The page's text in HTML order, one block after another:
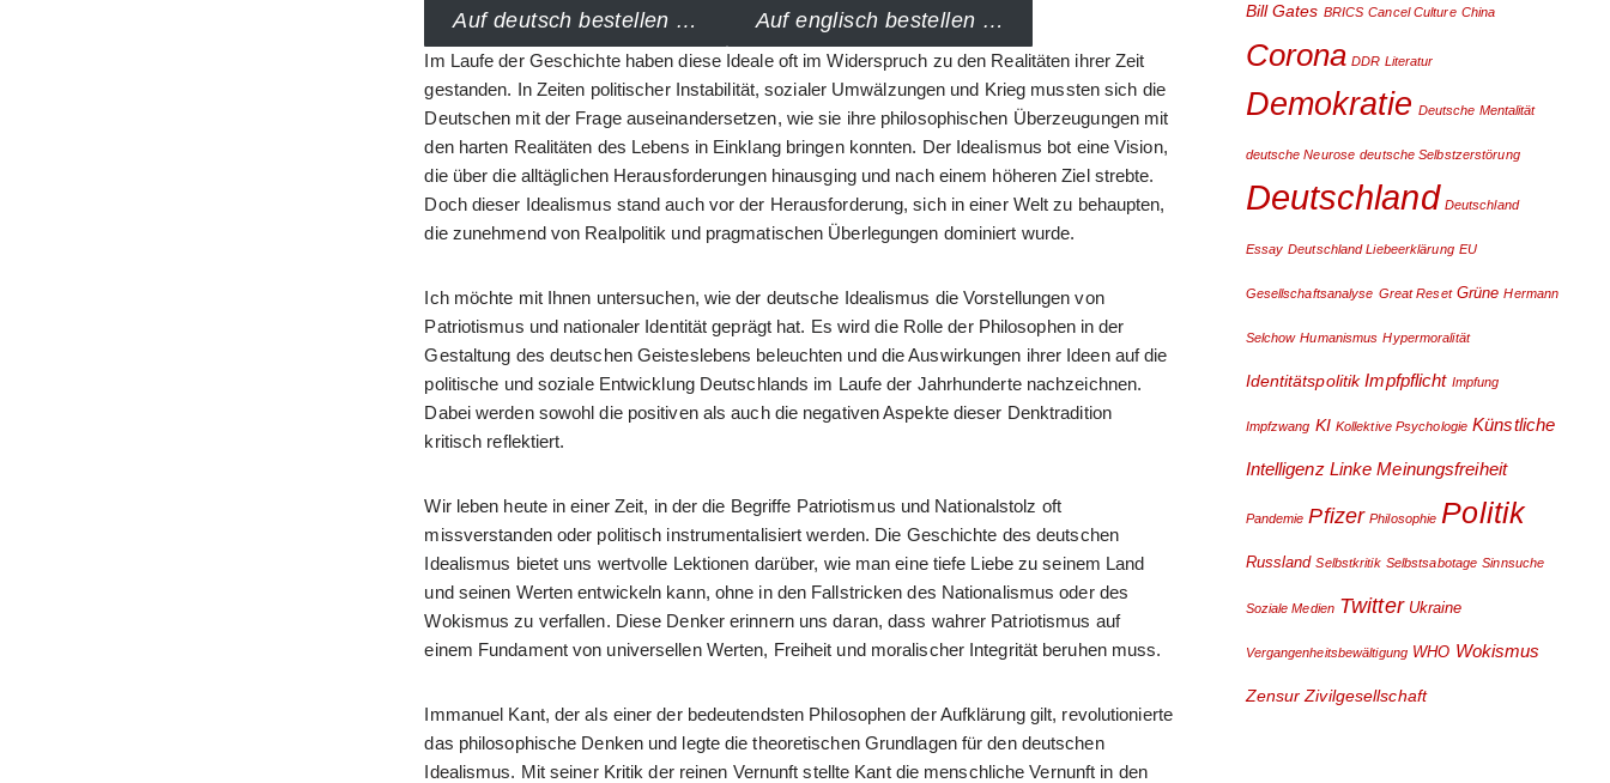
Auf deutsch bestellen … Auf englisch bestellen …
Im Laufe der Geschichte haben diese Ideale oft im Widerspruch zu den Realitäten ihrer Zeit
gestanden. In Zeiten politischer Instabilität, sozialer Umwälzungen und Krieg mussten sich die
Deutschen mit der Frage auseinandersetzen, wie sie ihre philosophischen Überzeugungen mit
den harten Realitäten des Lebens in Einklang bringen konnten. Der Idealismus bot eine Vision,
die über die alltäglichen Herausforderungen hinausging und nach einem höheren Ziel strebte.
Doch dieser Idealismus stand auch vor der Herausforderung, sich in einer Welt zu behaupten,
die zunehmend von Realpolitik und pragmatischen Überlegungen dominiert wurde.
Ich möchte mit Ihnen untersuchen, wie der deutsche Idealismus die Vorstellungen von
Patriotismus und nationaler Identität geprägt hat. Es wird die Rolle der Philosophen in der
Gestaltung des deutschen Geisteslebens beleuchten und die Auswirkungen ihrer Ideen auf die
politische und soziale Entwicklung Deutschlands im Laufe der Jahrhunderte nachzeichnen.
Dabei werden sowohl die positiven als auch die negativen Aspekte dieser Denktradition
kritisch reflektiert.
Wir leben heute in einer Zeit, in der die Begriffe Patriotismus und Nationalstolz oft
missverstanden oder politisch instrumentalisiert werden. Die Geschichte des deutschen
Idealismus bietet uns wertvolle Lektionen darüber, wie man eine tiefe Liebe zu seinem Land
und seinen Werten entwickeln kann, ohne in den Fallstricken des Nationalismus oder des
Wokismus zu verfallen. Diese Denker erinnern uns daran, dass wahrer Patriotismus auf
einem Fundament von universellen Werten, Freiheit und moralischer Integrität beruhen muss.
Immanuel Kant, der als einer der bedeutendsten Philosophen der Aufklärung gilt, revolutionierte
das philosophische Denken und legte die theoretischen Grundlagen für den deutschen
Idealismus. Mit seiner Kritik der reinen Vernunft stellte Kant die menschliche Vernunft in den
Bill Gates BRICS Cancel Culture China
Corona DDR Literatur
Demokratie Deutsche Mentalität
deutsche Neurose deutsche Selbstzerstörung
Deutschland Deutschland
Essay Deutschland Liebeerklärung EU
Gesellschaftsanalyse Great Reset Grüne Hermann
Selchow Humanismus Hypermoralität
Identitätspolitik Impfpflicht Impfung
Impfzwang KI Kollektive Psychologie Künstliche
Intelligenz Linke Meinungsfreiheit
Pandemie Pfizer Philosophie Politik
Russland Selbstkritik Selbstsabotage Sinnsuche
Soziale Medien Twitter Ukraine
Vergangenheitsbewältigung WHO Wokismus
Zensur Zivilgesellschaft